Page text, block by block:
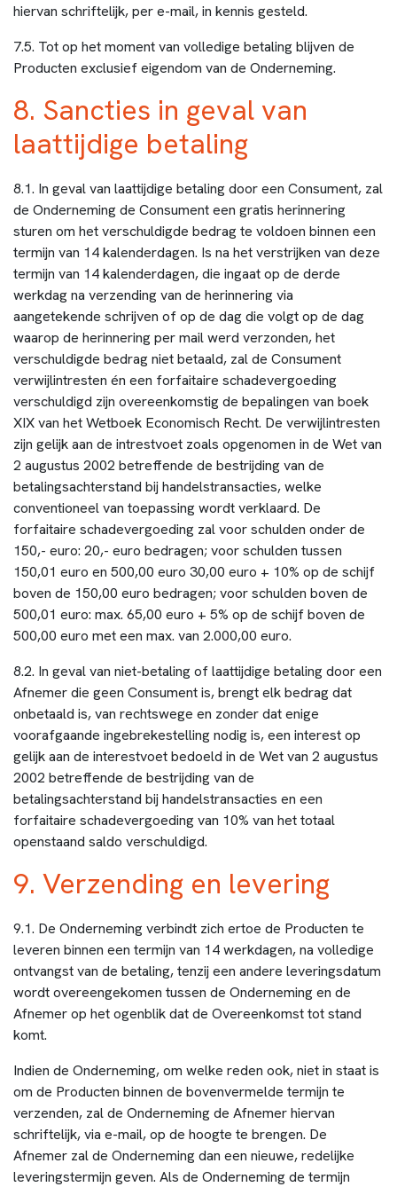
hiervan schriftelijk, per e-mail, in kennis gesteld.
7.5. Tot op het moment van volledige betaling blijven de
Producten exclusief eigendom van de Onderneming.
8. Sancties in geval van
laattijdige betaling
8.1. In geval van laattijdige betaling door een Consument, zal
de Onderneming de Consument een gratis herinnering
sturen om het verschuldigde bedrag te voldoen binnen een
termijn van 14 kalenderdagen. Is na het verstrijken van deze
termijn van 14 kalenderdagen, die ingaat op de derde
werkdag na verzending van de herinnering via
aangetekende schrijven of op de dag die volgt op de dag
waarop de herinnering per mail werd verzonden, het
verschuldigde bedrag niet betaald, zal de Consument
verwijlintresten én een forfaitaire schadevergoeding
verschuldigd zijn overeenkomstig de bepalingen van boek
XIX van het Wetboek Economisch Recht. De verwijlintresten
zijn gelijk aan de intrestvoet zoals opgenomen in de Wet van
2 augustus 2002 betreffende de bestrijding van de
betalingsachterstand bij handelstransacties, welke
conventioneel van toepassing wordt verklaard. De
forfaitaire schadevergoeding zal voor schulden onder de
150,- euro: 20,- euro bedragen; voor schulden tussen
150,01 euro en 500,00 euro 30,00 euro + 10% op de schijf
boven de 150,00 euro bedragen; voor schulden boven de
500,01 euro: max. 65,00 euro + 5% op de schijf boven de
500,00 euro met een max. van 2.000,00 euro.
8.2. In geval van niet-betaling of laattijdige betaling door een
Afnemer die geen Consument is, brengt elk bedrag dat
onbetaald is, van rechtswege en zonder dat enige
voorafgaande ingebrekestelling nodig is, een interest op
gelijk aan de interestvoet bedoeld in de Wet van 2 augustus
2002 betreffende de bestrijding van de
betalingsachterstand bij handelstransacties en een
forfaitaire schadevergoeding van 10% van het totaal
openstaand saldo verschuldigd.
9. Verzending en levering
9.1. De Onderneming verbindt zich ertoe de Producten te
leveren binnen een termijn van 14 werkdagen, na volledige
ontvangst van de betaling, tenzij een andere leveringsdatum
wordt overeengekomen tussen de Onderneming en de
Afnemer op het ogenblik dat de Overeenkomst tot stand
komt.
Indien de Onderneming, om welke reden ook, niet in staat is
om de Producten binnen de bovenvermelde termijn te
verzenden, zal de Onderneming de Afnemer hiervan
schriftelijk, via e-mail, op de hoogte te brengen. De
Afnemer zal de Onderneming dan een nieuwe, redelijke
leveringstermijn geven. Als de Onderneming de termijn